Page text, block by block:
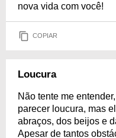
nova vida com você!
COPIAR
Loucura
Não tente me
parecer loucura, mas
abraços, dos beijos e
Apesar de tantos